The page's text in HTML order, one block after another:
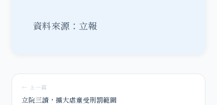
資料來源：立報
← 上一篇
立院三讀，擴大虐童受刑罰範圍